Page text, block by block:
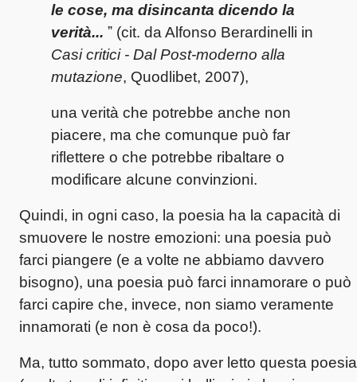
le cose, ma disincanta dicendo la
verità... ˮ (cit. da Alfonso Berardinelli in
Casi critici - Dal Post-moderno alla
mutazione, Quodlibet, 2007),
una verità che potrebbe anche non
piacere, ma che comunque può far
riflettere o che potrebbe ribaltare o
modificare alcune convinzioni.
Quindi, in ogni caso, la poesia ha la capacità di
smuovere le nostre emozioni: una poesia può
farci piangere (e a volte ne abbiamo davvero
bisogno), una poesia può farci innamorare o può
farci capire che, invece, non siamo veramente
innamorati (e non è cosa da poco!).
Ma, tutto sommato, dopo aver letto questa poesia